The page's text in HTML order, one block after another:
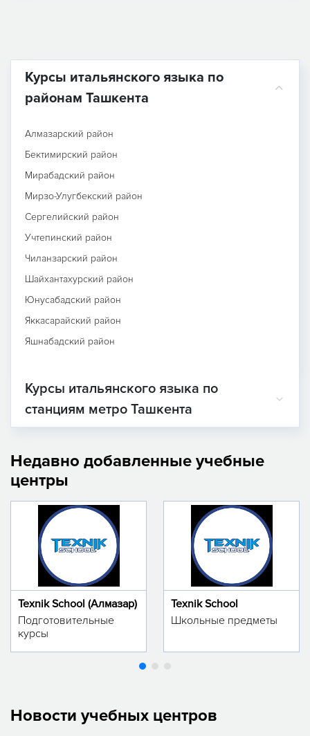
Курсы итальянского языка по
районам Ташкента
Алмазарский район
Бектимирский район
Мирабадский район
Мирзо-Улугбекский район
Сергелийский район
Учтепинский район
Чиланзарский район
Шайхантахурский район
Юнусабадский район
Яккасарайский район
Яшнабадский район
Курсы итальянского языка по
станциям метро Ташкента
Недавно добавленные учебные
центры
Texnik School (Алмазар)
Подготовительные
курсы
Texnik School
Школьные предметы
Новости учебных центров